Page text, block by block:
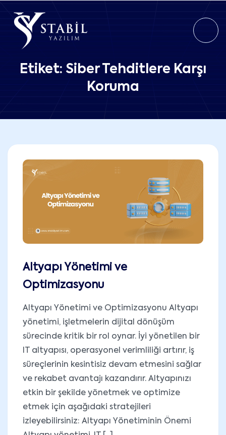
Etiket: Siber Tehditlere Karşı
Koruma
Altyapı Yönetimi ve
Optimizasyonu
Altyapı Yönetimi ve Optimizasyonu Altyapı
yönetimi, işletmelerin dijital dönüşüm
sürecinde kritik bir rol oynar. İyi yönetilen bir
IT altyapısı, operasyonel verimliliği artırır, iş
süreçlerinin kesintisiz devam etmesini sağlar
ve rekabet avantajı kazandırır. Altyapınızı
etkin bir şekilde yönetmek ve optimize
etmek için aşağıdaki stratejileri
izleyebilirsiniz: Altyapı Yönetiminin Önemi